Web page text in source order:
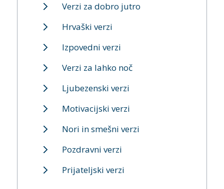
Verzi za dobro jutro
Hrvaški verzi
Izpovedni verzi
Verzi za lahko noč
Ljubezenski verzi
Motivacijski verzi
Nori in smešni verzi
Pozdravni verzi
Prijateljski verzi